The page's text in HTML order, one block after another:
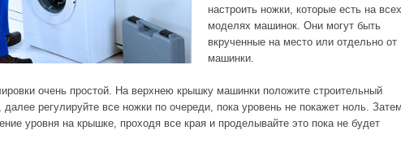
настроить ножки, которые есть на всех
моделях машинок. Они могут быть
вкрученные на место или отдельно от
машинки.
очень простой. На верхнею крышку машинки положите строительный
далее регулируйте все ножки по очереди, пока уровень не покажет ноль. Затем
уровня на крышке, проходя все края и проделывайте это пока не будет